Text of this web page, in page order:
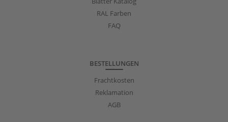
RAL Farben
FAQ
BESTELLUNGEN
Frachtkosten
Reklamation
AGB